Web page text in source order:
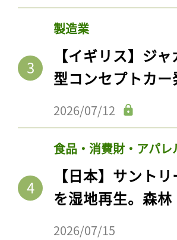
製造業
【イギリス】ジ
型コンセプトカ
2026/07/12
食品・消費財・アパレ
【日本】サント
を湿地再生。森
2026/07/15